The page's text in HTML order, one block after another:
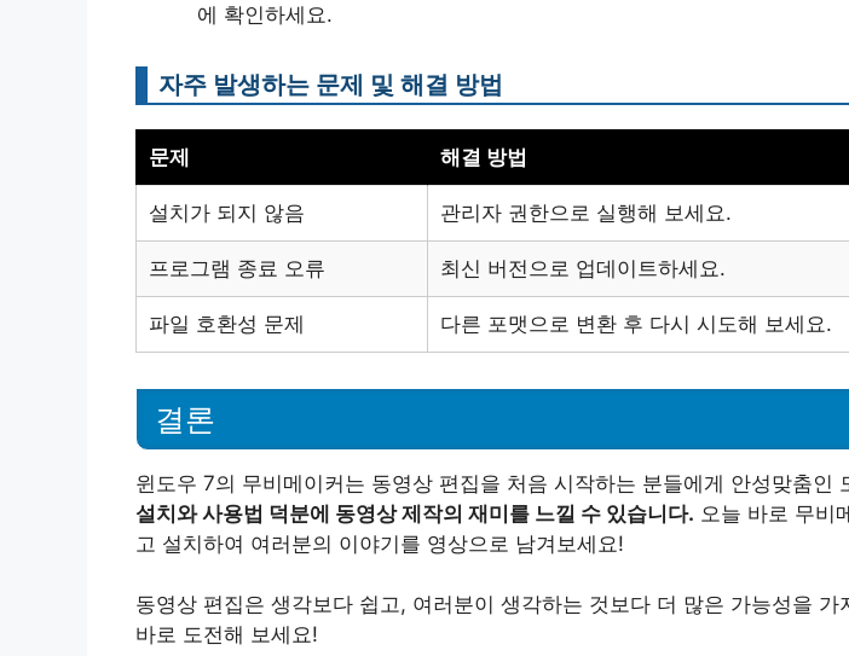
에 확인하세요.
자주 발생하는 문제 및 해결 방법
문제 해결 방법
설치가 되지 않음 관리자 권한으로 실행해 보세요.
프로그램 종료 오류 최신 버전으로 업데이트하세요.
파일 호환성 문제 다른 포맷으로 변환 후 다시 시도해 보세요.
결론
윈도우 7의 무비메이커는 동영상 편집을 처음 시작하는 분들에게 안성맞춤인
설치와 사용법 덕분에 동영상 제작의 재미를 느낄 수 있습니다. 오늘 바로 무비
고 설치하여 여러분의 이야기를 영상으로 남겨보세요!
동영상 편집은 생각보다 쉽고, 여러분이 생각하는 것보다 더 많은 가능성을 가
바로 도전해 보세요!